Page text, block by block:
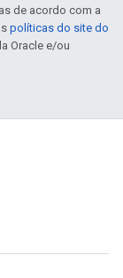
de acordo com a
políticas do site do
Oracle e/ou